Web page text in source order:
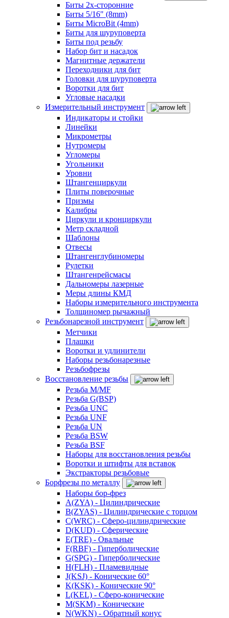
Биты 2х-сторонние
Биты 5/16" (8mm)
Биты MicroBit (4mm)
Биты для шуруповерта
Биты под резьбу
Набор бит и насадок
Магнитные держатели
Переходники для бит
Головки для шуруповерта
Воротки для бит
Угловые насадки
Измерительный инструмент
Индикаторы и стойки
Линейки
Микрометры
Нутромеры
Угломеры
Угольники
Уровни
Штангенциркули
Плиты поверочные
Призмы
Калибры
Циркули и кронциркули
Метр складной
Шаблоны
Отвесы
Штангенглубиномеры
Рулетки
Штангенрейсмасы
Дальномеры лазерные
Меры длины КМД
Наборы измерительного инструмента
Толщиномер рычажный
Резьбонарезной инструмент
Метчики
Плашки
Воротки и удлинители
Наборы резьбонарезные
Резьбофрезы
Восстановление резьбы
Резьба M/MF
Резьба G(BSP)
Резьба UNC
Резьба UNF
Резьба UN
Резьба BSW
Резьба BSF
Наборы для восстановления резьбы
Воротки и штифты для вставок
Экстракторы резьбовые
Борфрезы по металлу
Наборы бор-фрез
A(ZYA) - Цилиндрические
B(ZYAS) - Цилиндрические с торцом
C(WRC) - Сферо-цилиндрические
D(KUD) - Сферические
E(TRE) - Овальные
F(RBF) - Гиперболические
G(SPG) - Гиперболические
H(FLH) - Пламевидные
J(KSJ) - Конические 60°
K(KSK) - Конические 90°
L(KEL) - Сферо-конические
M(SKM) - Конические
N(WKN) - Обратный конус